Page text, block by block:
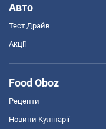
Авто
Тест Драйв
Акції
Food Oboz
Рецепти
Новини Кулінарії